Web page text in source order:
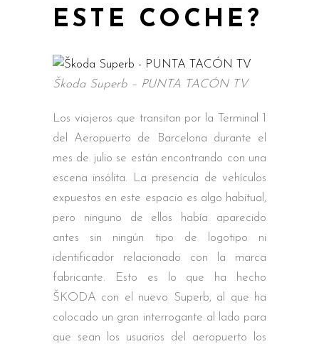
ESTE COCHE?
Škoda Superb – PUNTA TACÓN TV
Los viajeros que transitan por la Terminal 1
del Aeropuerto de Barcelona durante el
mes de julio se están encontrando con una
escena insólita. La presencia de vehículos
expuestos en este espacio es algo habitual,
pero ninguno de ellos había aparecido
antes sin ningún tipo de logotipo ni
identificador relacionado con la marca
fabricante. Esto es lo que ha hecho
ŠKODA con el nuevo Superb, al que ha
colocado un gran interrogante al lado para
que sean los usuarios del aeropuerto los